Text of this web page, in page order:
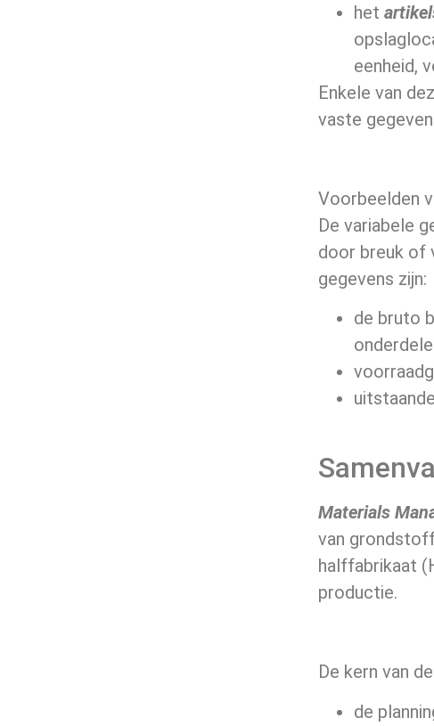
het
eenheid,
Enkele van
vaste
Voorbeelden
De variabele
door breuk of
gegevens zijn:
de bruto
Materials
van
halffabrikaat
productie.
De kern van
de